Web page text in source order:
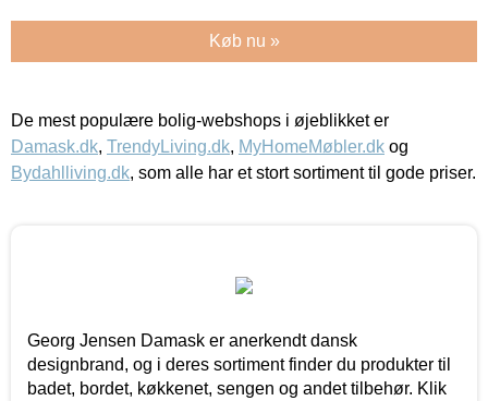
Køb nu »
De mest populære bolig-webshops i øjeblikket er
Damask.dk, TrendyLiving.dk, MyHomeMøbler.dk og
Bydahlliving.dk, som alle har et stort sortiment til gode priser.
Georg Jensen Damask er anerkendt dansk
designbrand, og i deres sortiment finder du produkter til
badet, bordet, køkkenet, sengen og andet tilbehør. Klik